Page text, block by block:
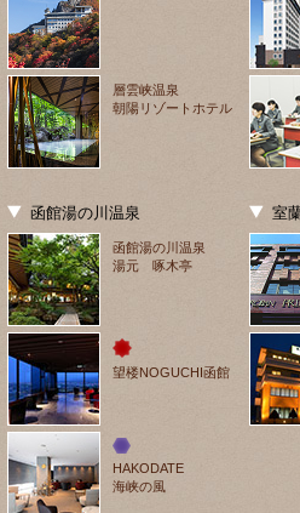
層雲峡温泉
朝陽リゾートホテル
函館湯の川温泉
函館湯の川温泉
湯元 啄木亭
望楼NOGUCHI函館
HAKODATE
海峡の風
室